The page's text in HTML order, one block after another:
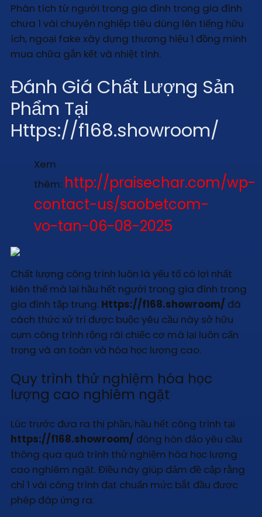
Phân tích từ người trong gia đình trong gia đình
chưa 1 vài chuyên nghiệp tiêu dùng lên tiếng hữu
ích, ngoại fake xây dựng thương hiệu 1 đồng minh
mua chữa gắn kết và nhiệt tình.
Đánh Giá Chất Lượng Sản
Phẩm Tại
Https://f168.showroom/
Xem
thêm: http://praisechar.com/wp-
contact-us/saobetcom-
vo-tan-06-08-2025
Chất lượng công trình luôn là yếu tố có lợi nhất
kiên thế mà lại hầu hết người trong gia đình trong
gia đình tập trung. Https://f168.showroom/ đã
cách thức xử trí được buộc yêu cầu này sở hữu
cụm công trình rộng rãi chiếc cơ mà lại luôn cẩn
trọng và an toàn và hóa học lượng cao.
Quy trình thử nghiệm hóa học
lượng cao nghiêm ngặt
Lúc trước đưa ra thị phần, hầu hết công trình tại
https://f168.showroom/ đông hòn đảo yêu cầu
thông qua quá trình thử nghiệm hóa học lượng
cao nghiêm ngặt. Điều này giúp đảm đề cập rằng
chỉ 1 vài công trình đạt chuẩn mức bắt đầu được
phép đáp ứng ra.